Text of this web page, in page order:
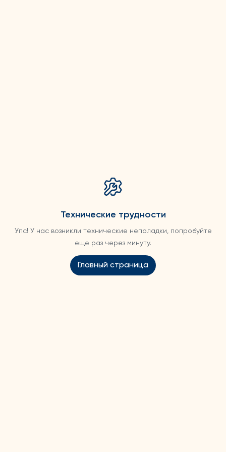
Технические трудности
Упс! У нас возникли технические неполадки, попробуйте
еще раз через минуту.
Главный страница